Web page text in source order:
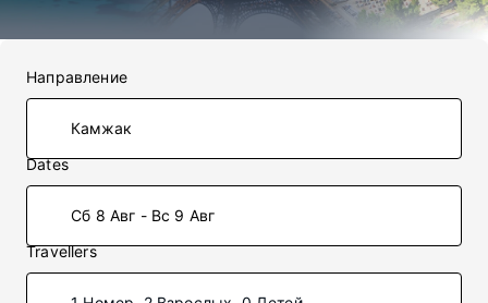
Направление
Dates
Сб 8 Авг - Вс 9 Авг
Travellers